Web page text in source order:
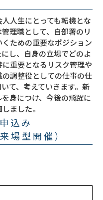
人生にとっても転機とな
理職として、自部署のリ
ための重要なポジション
し、自身の立場でどのよ
重要となるリスク管理や
調整役としての仕事の仕
て、考えていきます。新
身につけ、今後の飛躍に
ました。
込み
場型開催）